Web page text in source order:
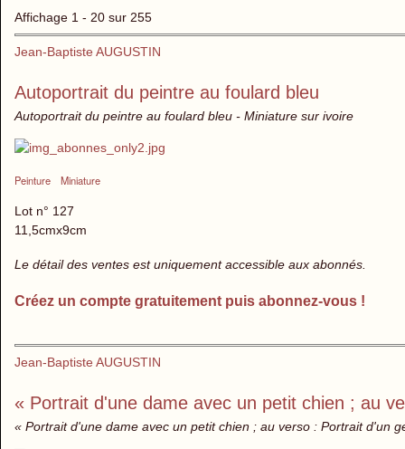
Affichage 1 - 20 sur 255
Jean-Baptiste AUGUSTIN
Autoportrait du peintre au foulard bleu
Autoportrait du peintre au foulard bleu - Miniature sur ivoire
Peinture Miniature
Lot n° 127
11,5cmx9cm
Le détail des ventes est uniquement accessible aux abonnés.
Créez un compte gratuitement puis abonnez-vous !
Jean-Baptiste AUGUSTIN
« Portrait d'une dame avec un petit chien ; au
« Portrait d'une dame avec un petit chien ; au verso : Portrait d'un